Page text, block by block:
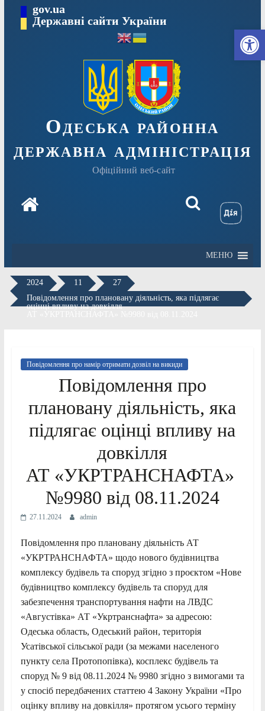
Перейтиgov.ua
Державні сайти України
Одеська районна
державна адміністрація
Офіційний веб-сайт
МЕНЮ
2024 11
27
Повідомлення про плановану діяльність, яка підлягає
оцінці впливу на довкілля
Повідомлення про намір отримати дозвіл на викиди
Повідомлення про
плановану діяльність, яка
підлягає оцінці впливу на
довкілля
АТ «УКРТРАНСНАФТА»
№9980 від 08.11.2024
27.11.2024 admin
Повідомлення про плановану діяльність АТ
«УКРТРАНСНАФТА» щодо нового будівництва
комплексу будівель та споруд згідно з проєктом «Нове
будівництво комплексу будівель та споруд для
забезпечення транспортування нафти на ЛВДС
«Августівка» АТ «Укртранснафта» за адресою:
Одеська область, Одеський район, територія
Усатівської сільської ради (за межами населеного
пункту села Протопопівка), косплекс будівель та
споруд № 9 від 08.11.2024 № 9980 згідно з вимогами та
у спосіб передбачених статтею 4 Закону України «Про
оцінку впливу на довкілля» протягом усього терміну